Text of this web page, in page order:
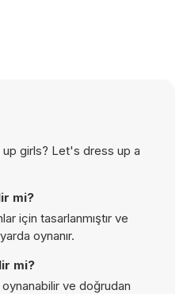
girls? Let's dress up a
mi?
için tasarlanmıştır ve
oynanır.
mi?
ve doğrudan